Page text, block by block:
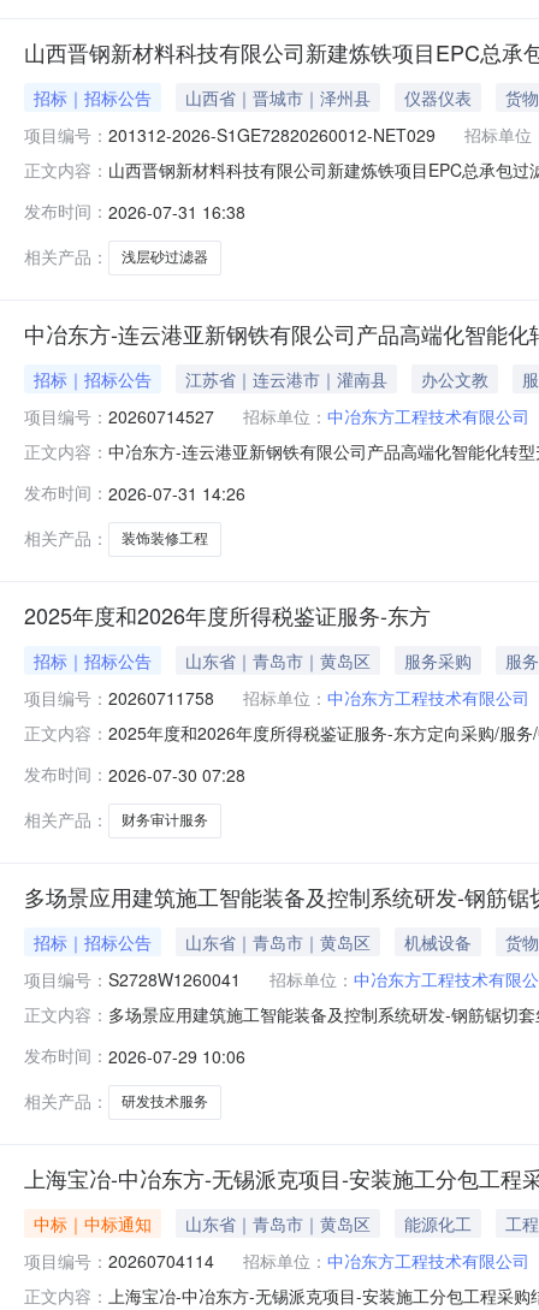
山西晋钢新材料科技有限公司新建炼铁项目EPC总承
招标｜招标公告 山西省｜晋城市｜泽州县 仪器仪表
货物
项目编号： 201312-2026-S1GE72820260012-NET029
招标单位
正文内容： 山西晋钢新材料科技有限公司新建炼铁项目EPC总承包
式:0532-68056036项目地点:山西省,晋城市,泽州县询价
发布时间： 2026-07-31 16:38
相关产品：
浅层砂过滤器
中冶东方-连云港亚新钢铁有限公司产品高端化智能
招标｜招标公告 江苏省｜连云港市｜灌南县 办公文教
项目编号： 20260714527 招标单位： 中冶东方工程技术有限公司
正文内容： 中冶东方-连云港亚新钢铁有限公司产品高端化智能化转
董倩瑶联系方式:0532-68056940项目地点:江苏省,连云
发布时间： 2026-07-31 14:26
相关产品：
装饰装修工程
2025年度和2026年度所得税鉴证服务-东方
招标｜招标公告 山东省｜青岛市｜黄岛区 服务采购
服务
项目编号： 20260711758 招标单位： 中冶东方工程技术有限公司
正文内容： 2025年度和2026年度所得税鉴证服务-东方定向采购/服
得税鉴证服务-东方采购联系人:董倩瑶采购联系人电话
发布时间： 2026-07-30 07:28
相关产品：
财务审计服务
多场景应用建筑施工智能装备及控制系统研发-钢筋
招标｜招标公告 山东省｜青岛市｜黄岛区 机械设备
货物
项目编号： S2728W1260041 招标单位： 中冶东方工程技术有限
正文内容： 多场景应用建筑施工智能装备及控制系统研发-钢筋锯切
07-29联系人:刘林峰联系方式:0532-68056063项目地点:
发布时间： 2026-07-29 10:06
相关产品：
研发技术服务
上海宝冶-中冶东方-无锡派克项目-安装施工分包工程
中标｜中标通知 山东省｜青岛市｜黄岛区 能源化工
工程
项目编号： 20260704114 招标单位： 中冶东方工程技术有限公司
正文内容： 上海宝冶-中冶东方-无锡派克项目-安装施工分包工程采